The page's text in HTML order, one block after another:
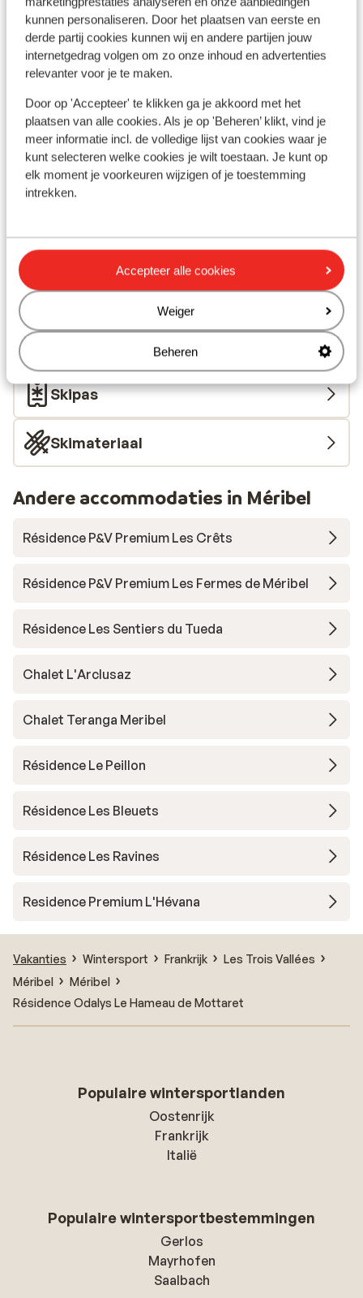
kunnen personaliseren. Door het plaatsen van eerste en
derde partij cookies kunnen wij en andere partijen jouw
internetgedrag volgen om zo onze inhoud en advertenties
relevanter voor je te maken.
Door op 'Accepteer' te klikken ga je akkoord met het
plaatsen van alle cookies. Als je op 'Beheren’ klikt, vind je
meer informatie incl. de volledige lijst van cookies waar je
kunt selecteren welke cookies je wilt toestaan. Je kunt op
elk moment je voorkeuren wijzigen of je toestemming
intrekken.
Accepteer alle cookies
Weiger
Beheren
Ligging
Bekijk op kaart
Centrum: 300 m
Luchthaven geneve: 135 km
Treinstation gare tgv de moutiers: 25 km
Skipiste: 0 m
Skipas, -les en verhuur
Skipas
Skimateriaal
Andere accommodaties in Méribel
Résidence P&V Premium Les Crêts
Résidence P&V Premium Les Fermes de Méribel
Résidence Les Sentiers du Tueda
Chalet L'Arclusaz
Chalet Teranga Meribel
Résidence Le Peillon
Résidence Les Bleuets
Résidence Les Ravines
Residence Premium L'Hévana
Vakanties Wintersport Frankrijk
Les Trois Vallées
Méribel
Méribel
Résidence Odalys Le Hameau de Mottaret
Populaire wintersportlanden
Oostenrijk
Frankrijk
Italië
Populaire wintersportbestemmingen
Gerlos
Mayrhofen
Saalbach